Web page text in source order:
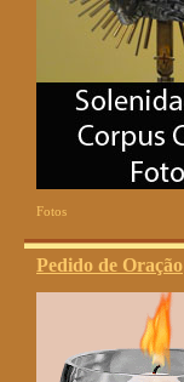
Fotos
Pedido de Oração